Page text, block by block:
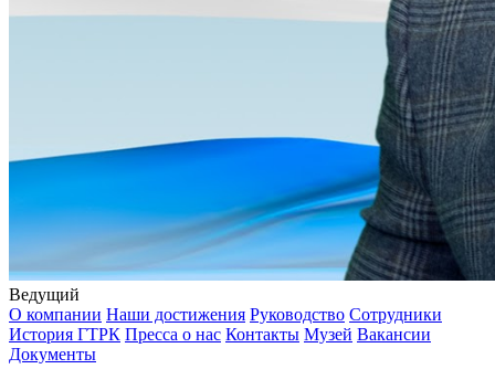
Ведущий
О компании Наши достижения Руководство Сотрудники
История ГТРК Пресса о нас Контакты Музей Вакансии
Документы